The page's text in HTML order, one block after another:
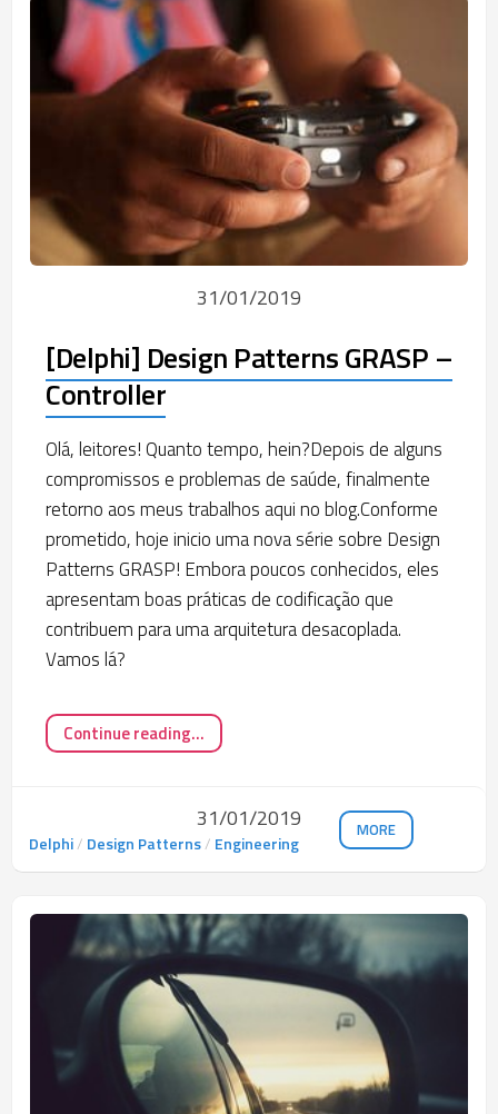
31/01/2019
[Delphi] Design Patterns GRASP –
Controller
Olá, leitores! Quanto tempo, hein?Depois de alguns
compromissos e problemas de saúde, finalmente
retorno aos meus trabalhos aqui no blog.Conforme
prometido, hoje inicio uma nova série sobre Design
Patterns GRASP! Embora poucos conhecidos, eles
apresentam boas práticas de codificação que
contribuem para uma arquitetura desacoplada.
Vamos lá?
Continue reading...
31/01/2019
Delphi/ Design Patterns/ Engineering
MORE